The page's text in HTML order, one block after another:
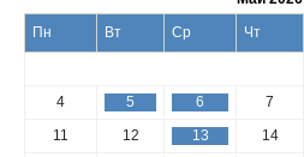
Пн
Вт Ср Чт
4
5 6 7
11
12 13 14